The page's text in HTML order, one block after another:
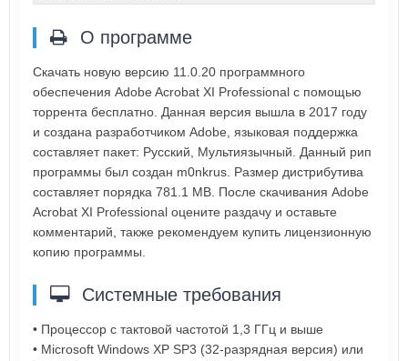
О программе
Скачать новую версию 11.0.20 программного
обеспечения Adobe Acrobat XI Professional с помощью
торрента бесплатно. Данная версия вышла в 2017 году
и создана разработчиком Adobe, языковая поддержка
составляет пакет: Русский, Мультиязычный. Данный рип
программы был создан m0nkrus. Размер дистрибутива
составляет порядка 781.1 MB. После скачивания Adobe
Acrobat XI Professional оцените раздачу и оставьте
комментарий, также рекомендуем купить лицензионную
копию программы.
Системные требования
• Процессор с тактовой частотой 1,3 ГГц и выше
• Microsoft Windows XP SP3 (32-разрядная версия) или